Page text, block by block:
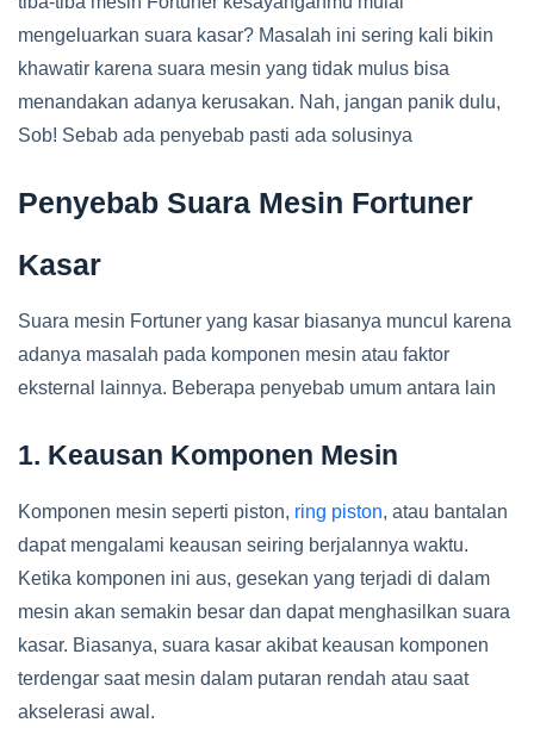
mengeluarkan suara kasar? Masalah ini sering kali bikin
khawatir karena suara mesin yang tidak mulus bisa
menandakan adanya kerusakan. Nah, jangan panik dulu,
Sob! Sebab ada penyebab pasti ada solusinya
Penyebab Suara Mesin Fortuner
Kasar
Suara mesin Fortuner yang kasar biasanya muncul karena
adanya masalah pada komponen mesin atau faktor
eksternal lainnya. Beberapa penyebab umum antara lain
1. Keausan Komponen Mesin
Komponen mesin seperti piston, ring piston, atau bantalan
dapat mengalami keausan seiring berjalannya waktu.
Ketika komponen ini aus, gesekan yang terjadi di dalam
mesin akan semakin besar dan dapat menghasilkan suara
kasar. Biasanya, suara kasar akibat keausan komponen
terdengar saat mesin dalam putaran rendah atau saat
akselerasi awal.